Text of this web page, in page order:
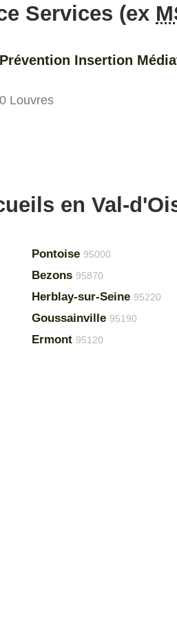
Services (ex
Insertion
Louvres
en Val-
Pontoise 95000
Bezons 95870
Herblay-sur-Seine 95220
Goussainville 95190
Ermont 95120